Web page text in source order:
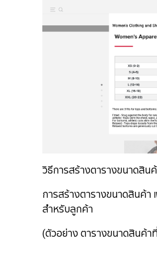
วิธีการสร้างตารางขนาดสินค้
การสร้างตารางขนาดสินค้า
สำหรับลูกค้า
(ตัวอย่าง ตารางขนาดสินค้า